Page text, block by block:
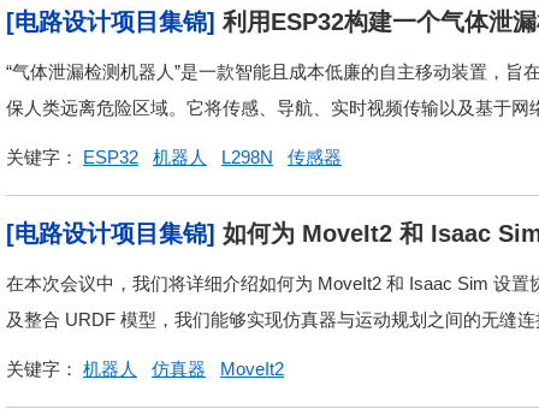
[电路设计项目集锦] 利用ESP32构建一个气体泄
“气体泄漏检测机器人”是一款智能且成本低廉的自主移动装置，
保人类远离危险区域。它将传感、导航、实时视频传输以及基于
关键字： ESP32 机器人 L298N 传感器
[电路设计项目集锦] 如何为 MoveIt2 和 Isaac
在本次会议中，我们将详细介绍如何为 MoveIt2 和 Isaac Sim 设
及整合 URDF 模型，我们能够实现仿真器与运动规划之间的无缝
关键字： 机器人 仿真器 MoveIt2